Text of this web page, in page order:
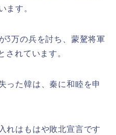
ます。
3万の兵を討ち、蒙驁将軍
されています。
った韓は、秦に和睦を申
れはもはや敗北宣言です